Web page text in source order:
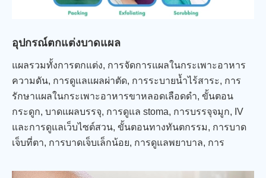
อุปกรณ์ตกแต่งบาดแผล
แผลรวมทั้งการตกแต่ง, การจัดการแผลในกระเพาะอาหาร
ความดัน, การดูแลแผลผ่าตัด, การระบายน้ำไร้สาระ, การ
รักษาแผลในกระเพาะอาหารขาหลอดเลือดดำ, ขั้นตอน
กระดูก, บาดแผลบรรจุ, การดูแล stoma, การบรรจุจมูก, IV
และการดูแลเว็บไซต์สวน, ขั้นตอนทางทันตกรรม, การบาด
เจ็บที่ตา, การบาดเจ็บเล็กน้อย, การดูแลพยาบาล, การ